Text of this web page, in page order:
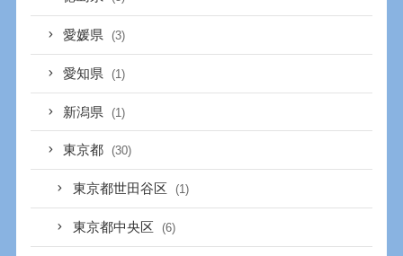
愛媛県 (3)
愛知県 (1)
新潟県 (1)
東京都 (30)
東京都世田谷区 (1)
東京都中央区 (6)